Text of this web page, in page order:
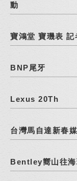
動
寶鴻堂 寶璣表 記
BNP尾牙
Lexus 20Th
台灣馬自達新春
Bentley嚮山往海